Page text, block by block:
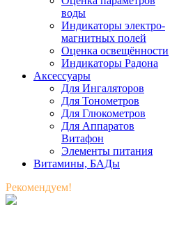
воды
Индикаторы электро-
магнитных полей
Оценка освещённости
Индикаторы Радона
Аксессуары
Для Ингаляторов
Для Тонометров
Для Глюкометров
Для Аппаратов
Витафон
Элементы питания
Витамины, БАДы
Рекомендуем!